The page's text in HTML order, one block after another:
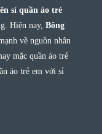
sỉ quần áo trẻ
Hiện nay, Bông
về nguồn nhân
mặc quần áo trẻ
áo trẻ em với sỉ